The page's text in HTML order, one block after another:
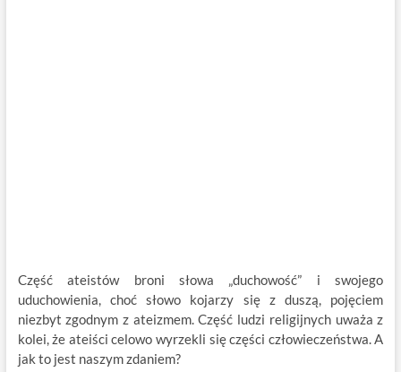
Część ateistów broni słowa „duchowość” i swojego
uduchowienia, choć słowo kojarzy się z duszą, pojęciem
niezbyt zgodnym z ateizmem. Część ludzi religijnych uważa z
kolei, że ateiści celowo wyrzekli się części człowieczeństwa. A
jak to jest naszym zdaniem?